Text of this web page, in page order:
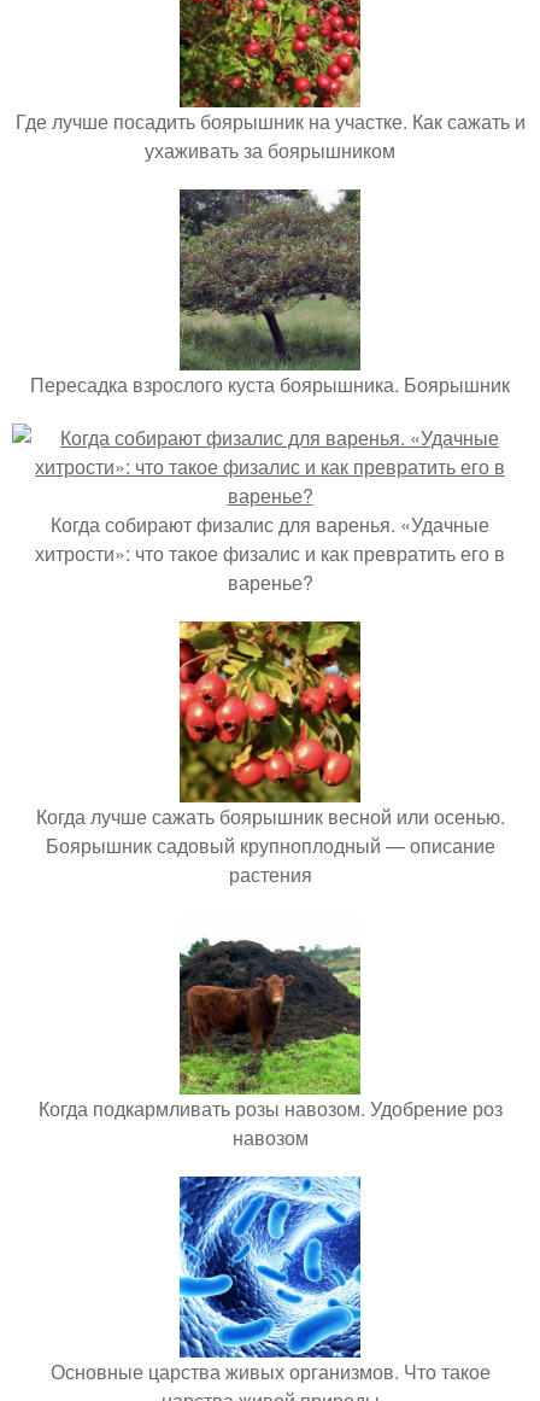
Где лучше посадить боярышник на участке. Как сажать и
ухаживать за боярышником
Пересадка взрослого куста боярышника. Боярышник
Когда собирают физалис для варенья. «Удачные
хитрости»: что такое физалис и как превратить его в
варенье?
Когда лучше сажать боярышник весной или осенью.
Боярышник садовый крупноплодный — описание
растения
Когда подкармливать розы навозом. Удобрение роз
навозом
Основные царства живых организмов. Что такое